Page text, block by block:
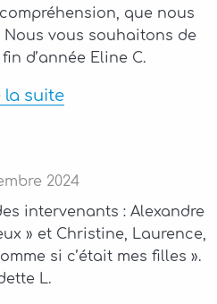
que nous
vous souhaitons de
d’année Eline C.
la suite
2024
intervenants : Alexandre
» et Christine, Laurence,
si c’était mes filles ».
L.